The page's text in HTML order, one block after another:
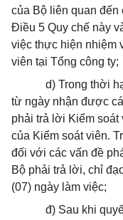
của Bộ liên quan đến
Điều 5 Quy chế này
việc thực hiện nhiệm
viên tại Tổng công ty;
d) Trong thời
từ ngày nhận được
phải trả lời Kiểm soát
của Kiểm soát viên.
đối với các vấn đề
Bộ phải trả lời, chỉ
(07) ngày làm việc;
đ) Sau khi